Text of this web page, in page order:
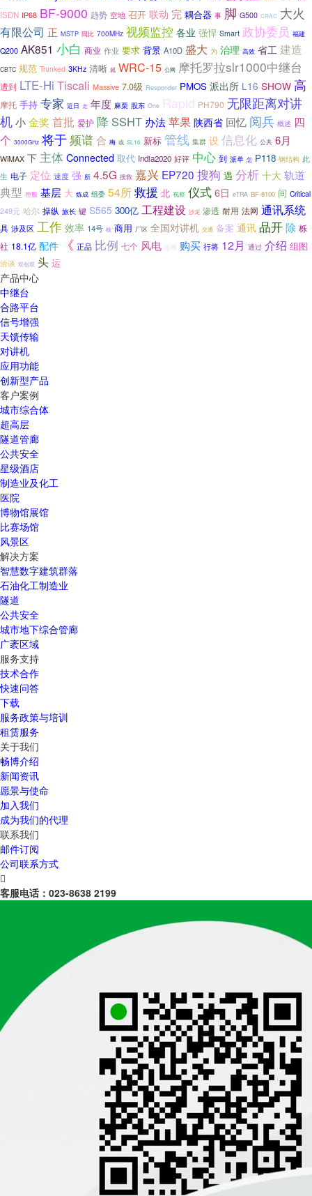
ISDN IP68 BF-9000 趋势 空地 召开 联动 完 耦合器 事 脚 G500 CRAC 大火
有限公司 正 MSTP 同比 700MHz 视频监控 各业 强悍 Smart 政协委员 福建
Q200 AK851 小白 商业 作业 要求 背景 A10D 盛大 为 治理 高效 省工 建造
CBTC 规范 Trunked 3KHz 清晰 就 WRC-15 公网 摩托罗拉slr1000中继台
遭到 LTE-Hi Tiscali Massive 7.0级 Responder PMOS 派出所 L16 SHOW 高
摩托 手持 专家 近日 走 年度 麻栗 股东 One Rapid PH790 无限距离对讲
机小金奖 首批 爱护 降 SSHT 办法苹果 陕西省 回忆 阅兵 概述 四
个 3000GHz 将于频谱合 梅 或 SL16 新标 管线 集群 设 信息化 公共 6月
WiMAX 下 主体 Connected 取代 India2020 好评 中心 到 派单 怎 P118 钢结构 此
生 电子 定位 速度 强 所 4.5G 搜救 嘉兴 EP720 搜狗 遇 分析 十大 轨道
典型 控股 基层 大 炼成 组委 54所救援 北 视察 仪式6日 eTRA BF-8100 间 Critical
249元 哈尔 操纵 旅长 键 S565 300亿 工程建设 沙龙 渗透 耐用 法网 通讯系统
具 涉及区 工作 效率 14号 核 商用 厂区 全国对讲机 交通 备案 通讯 品开除 栎
社 18.1亿 配件 《 正品 比例 七个 风电 运维 购买 行将 12月 通过 介绍 组图
洽谈 双创双 头 运
产品中心
中继台
合路平台
信号增强
天馈传输
对讲机
应用功能
创新型产品
客户案例
城市综合体
超高层
隧道管廊
公共安全
星级酒店
制造业及化工
医院
博物馆展馆
比赛场馆
风景区
解决方案
智慧数字建筑群落
石油化工制造业
隧道
公共安全
城市地下综合管廊
广袤区域
服务支持
技术合作
快速问答
下载
服务政策与培训
租赁服务
关于我们
畅博介绍
新闻资讯
愿景与使命
加入我们
成为我们的代理
联系我们
邮件订阅
公司联系方式

客服电话： 023-8638 2199